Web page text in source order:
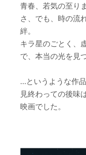
青春、若気の至り
さ、でも、時の流
絆。
キラ星のごとく、
で、本当の光を見
…というような作
見終わっての後味
映画でした。